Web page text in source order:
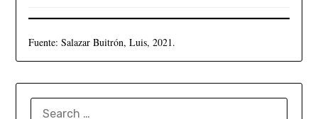
Fuente: Salazar Buitrón, Luis, 2021.